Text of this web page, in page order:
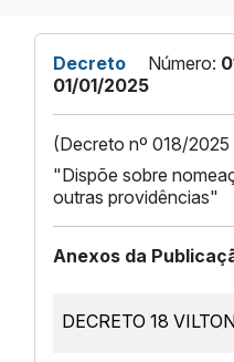
Decreto Número:
01/01/2025
(Decreto nº 018/
"Dispõe sobre
outras providências"
Anexos da
DECRETO 18